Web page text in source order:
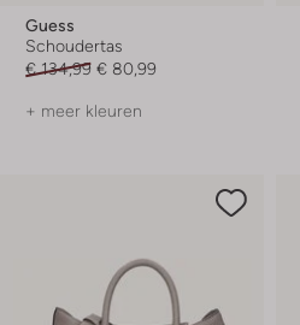
Guess
Schoudertas
€ 134,99 € 80,99
+ meer kleuren